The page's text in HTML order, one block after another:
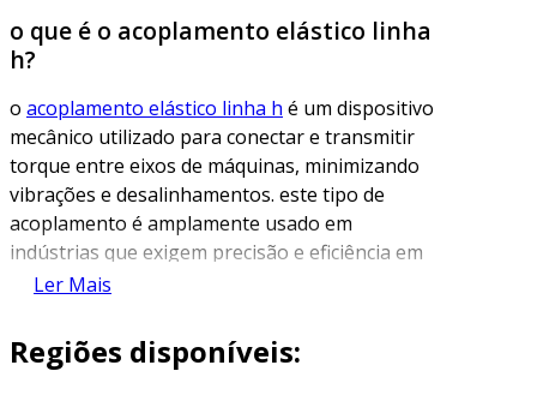
o que é o acoplamento elástico linha
h?
o acoplamento elástico linha h é um dispositivo
mecânico utilizado para conectar e transmitir
torque entre eixos de máquinas, minimizando
vibrações e desalinhamentos. este tipo de
acoplamento é amplamente usado em
indústrias que exigem precisão e eficiência em
suas operações, como a automação industrial e
os acoplamentos elásticos são projetados para
Ler Mais
Regiões disponíveis: